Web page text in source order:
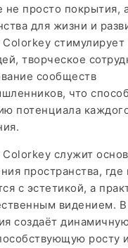
не просто покрытия,
для жизни и
творческое
сообществ
что
потенциала
служит
пространства, где
с эстетикой, а
видением. В
создаёт
росту и